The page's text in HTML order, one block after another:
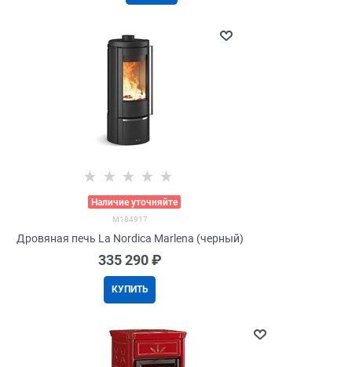
Наличие уточняйте
M184917
Дровяная печь La Nordica Marlena (черный)
335 290 ₽
КУПИТЬ